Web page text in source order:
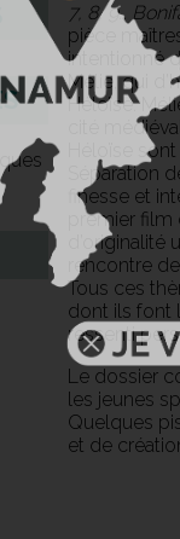
7, 8, 9…
pièce
intentionné
Mélie, qui
Héloïse.
cité
Héloïse
Séparation
finesse et
premier
rencontre
Tous ces
dont ils font
ressenti
Le dossier
les jeunes
Quelques
et de